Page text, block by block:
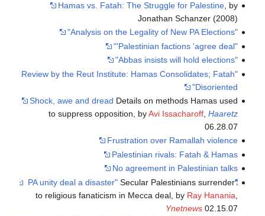
Hamas vs. Fatah: The Struggle for Palestine, by
Jonathan Schanzer (2008)
"Analysis on the Legality of New PA Elections"
"Palestinian factions 'agree deal'"
"Abbas insists will hold elections"
"Review by the Reut Institute: Hamas Consolidates; Fatah
Disoriented"
Shock, awe and dread Details on methods Hamas used
to suppress opposition, byAvi Issacharoff, Haaretz
06.28.07
Frustration over Ramallah violence
Palestinian rivals: Fatah & Hamas
No agreement in Palestinian talks
"PA unity deal a disaster"
Secular Palestinians surrender
to religious fanaticism in Mecca deal, by Ray Hanania
Ynetnews02.15.07